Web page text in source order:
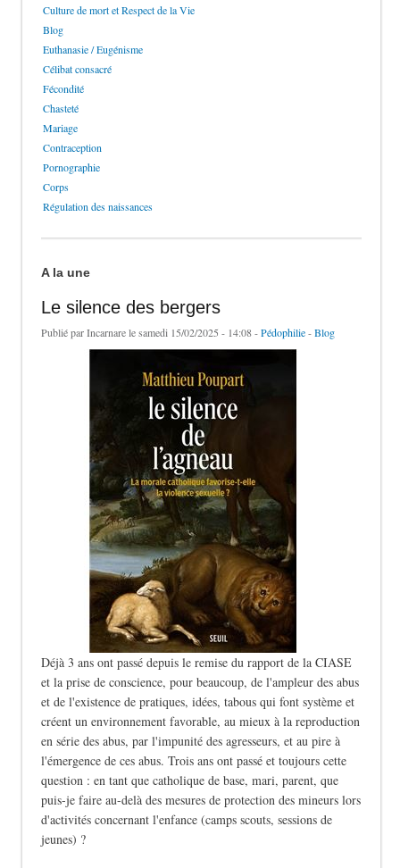
Culture de mort et Respect de la Vie
Blog
Euthanasie / Eugénisme
Célibat consacré
Fécondité
Chasteté
Mariage
Contraception
Pornographie
Corps
Régulation des naissances
A la une
Le silence des bergers
Publié parIncarnarele samedi 15/02/2025 - 14:08 -Pédophilie-Blog
Déjà 3 ans ont passé depuis le remise du rapport de la CIASE
et la prise de conscience, pour beaucoup, de l'ampleur des abus
et de l'existence de pratiques, idées, tabous qui font système et
créent un environnement favorable, au mieux à la reproduction
en série des abus, par l'impunité des agresseurs, et au pire à
l'émergence de ces abus. Trois ans ont passé et toujours cette
question : en tant que catholique de base, mari, parent, que
puis-je faire au-delà des mesures de protection des mineurs lors
d'activités concernant l'enfance (camps scouts, sessions de
jeunes) ?